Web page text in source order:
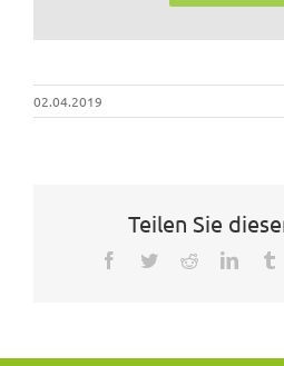
02.04.2019
Teilen Sie
Facebook
TwitterReddit